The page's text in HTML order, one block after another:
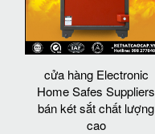
cửa hàng Electronic
Home Safes Suppliers
bán két sắt chất lượng
cao